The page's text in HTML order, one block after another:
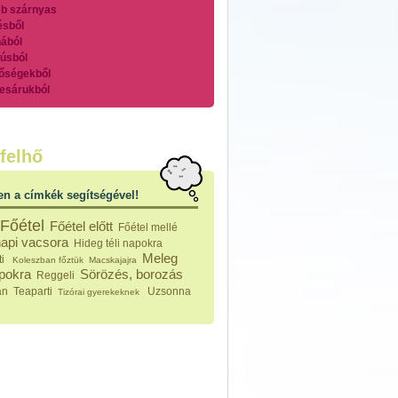
szárnyas
főzelékek
feltétek
ételek
készítmények
sült tészták
a címkék segítségével!
Főétel Főétel előtt Főétel mellé
vacsora Hideg téli napokra
Koleszban főztük Macskajajra
Meleg
Reggeli Sörözés, borozás
Teaparti Tizórai gyerekeknek
Uzsonna